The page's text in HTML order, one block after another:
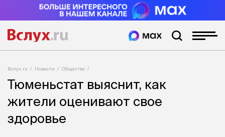
Вслух.ru Новости Общество
Тюменьстат выяснит, как
жители оценивают свое
здоровье